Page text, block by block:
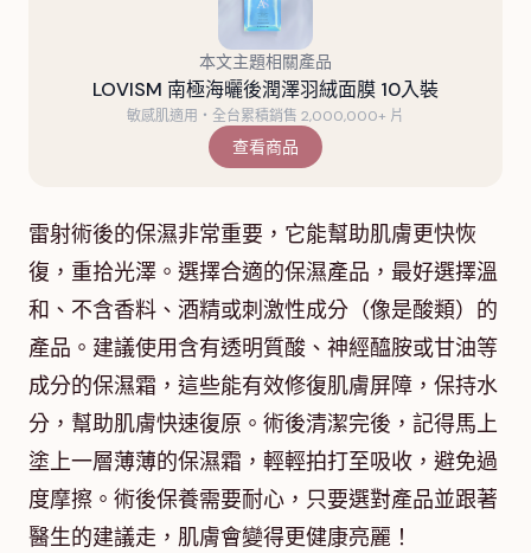
本文主題相關產品
LOVISM 南極海曬後潤澤羽絨面膜 10入裝
敏感肌適用・全台累積銷售 2,000,000+ 片
查看商品
雷射術後的保濕非常重要，它能幫助肌膚更快恢
復，重拾光澤。選擇合適的保濕產品，最好選擇溫
和、不含香料、酒精或刺激性成分（像是酸類）的
產品。建議使用含有透明質酸、神經醯胺或甘油等
成分的保濕霜，這些能有效修復肌膚屏障，保持水
分，幫助肌膚快速復原。術後清潔完後，記得馬上
塗上一層薄薄的保濕霜，輕輕拍打至吸收，避免過
度摩擦。術後保養需要耐心，只要選對產品並跟著
醫生的建議走，肌膚會變得更健康亮麗！